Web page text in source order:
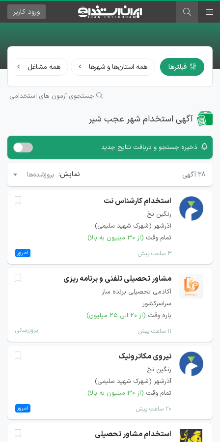
ورود کاربر
فیلترها همه استان‌ها و شهرها همه مشاغل
جستجوی آزمون های استخدامی
آگهی استخدام شهر عجب‌ شیر
ذخیره جستجو و دریافت نتایج جدید
۲۸ آگهی نمایش: بروزشده‌ها
استخدام کارشناس نت
رنگین نخ
آذرشهر (شهرک شهید سلیمی)
تمام وقت (از ۳۰ میلیون به بالا)
۳ ساعت پیش امروز
مشاور تحصیلی تلفنی و برنامه ریزی
آکادمی تحصیلی برنده ساز
سراسرکشور
پاره وقت (از ۲۰ الی ۲۵ میلیون)
۱۱ ساعت پیش بروزرسانی
نیروی مکاترونیک
رنگین نخ
آذرشهر (شهرک شهید سلیمی)
تمام وقت (از ۳۰ میلیون به بالا)
۲۰ ساعت پیش امروز
استخدام مشاور تحصیلی